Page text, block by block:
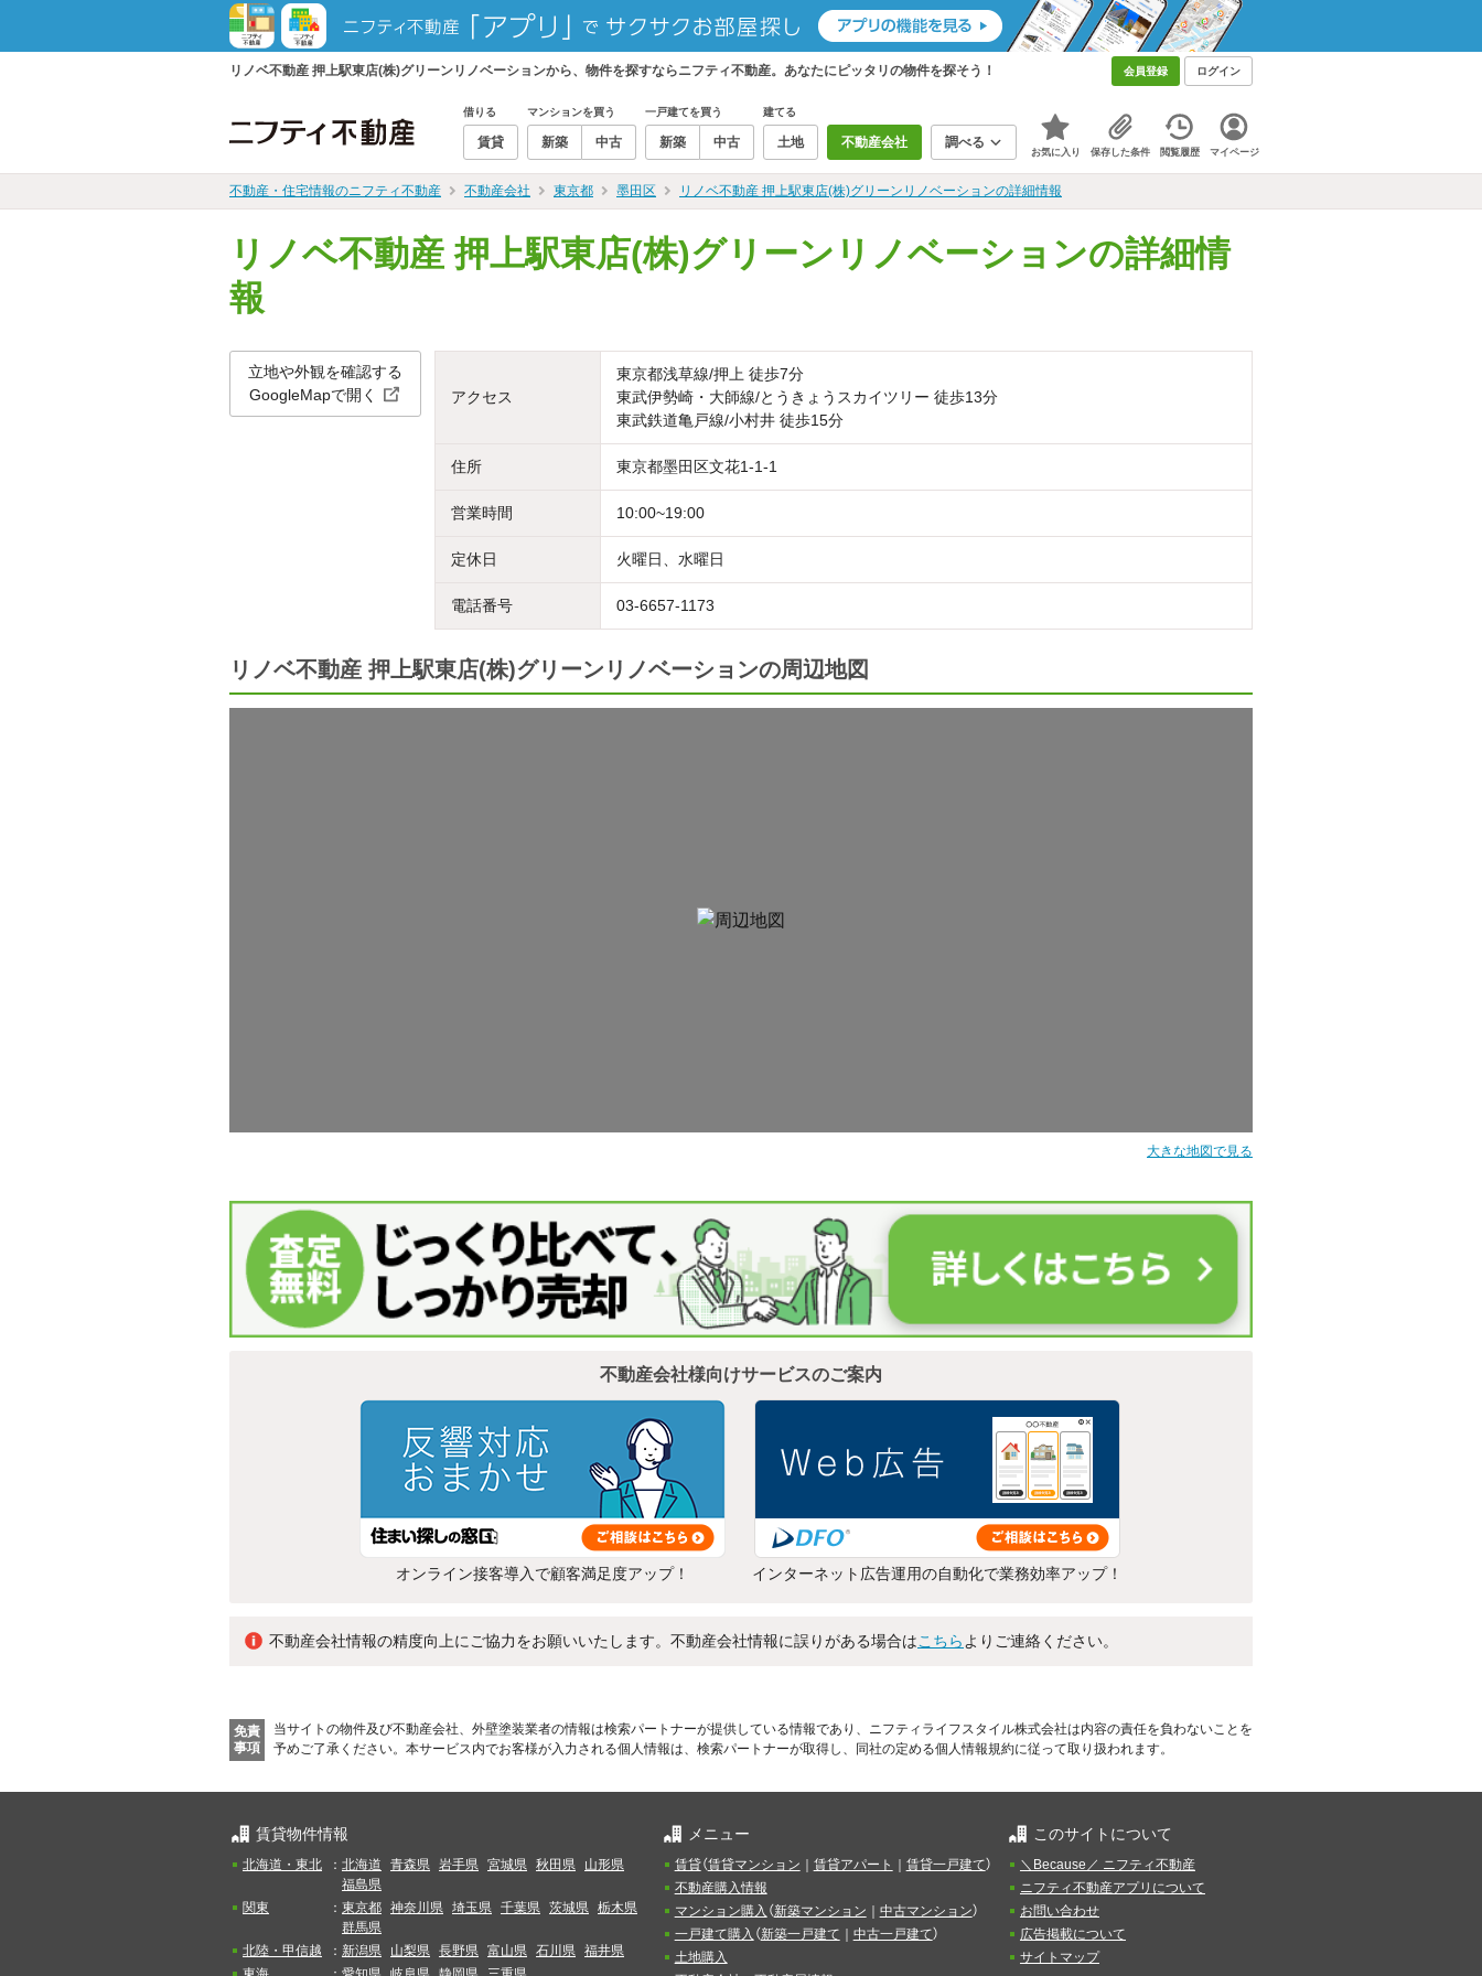
リノベ不動産 押上駅東店(株)グリーンリノベーションから、物件を探すならニフティ不動産。あなたにピッタリの物件を探そう！ 会員登録 ログイン
借りる
賃貸
マンションを買う
新築 中古
一戸建てを買う
新築 中古
建てる
土地 不動産会社 調べる
お気に入り 保存した条件 閲覧履歴 マイページ
不動産・住宅情報のニフティ不動産 不動産会社 東京都 墨田区 リノベ不動産 押上駅東店(株)グリーンリノベーションの詳細情報
リノベ不動産 押上駅東店(株)グリーンリノベーションの詳細情
報
立地や外観を確認する
GoogleMapで開く
アクセス
東京都浅草線/押上 徒歩7分
東武伊勢崎・大師線/とうきょうスカイツリー 徒歩13分
東武鉄道亀戸線/小村井 徒歩15分
住所 東京都墨田区文花1-1-1
営業時間 10:00~19:00
定休日 火曜日、水曜日
電話番号 03-6657-1173
リノベ不動産 押上駅東店(株)グリーンリノベーションの周辺地図
大きな地図で見る
不動産会社様向けサービスのご案内
オンライン接客導入で顧客満足度アップ！ インターネット広告運用の自動化で業務効率アップ！
不動産会社情報の精度向上にご協力をお願いいたします。不動産会社情報に誤りがある場合はこちら よりご連絡ください。
免責
事項
当サイトの物件及び不動産会社、外壁塗装業者の情報は検索パートナーが提供している情報であり、ニフティライフスタイル株式会社は内容の責任を負わないことを
予めご了承ください。 本サービス内でお客様が入力される個人情報は、検索パートナーが取得し、同社の定める個人情報規約に従って取り扱われます。
賃貸物件情報
北海道・東北 ： 北海道 青森県 岩手県 宮城県 秋田県
山形県
福島県
関東
： 東京都 神奈川県 埼玉県 千葉県 茨城県
栃木県
群馬県
北陸・甲信越
： 新潟県 山梨県 長野県 富山県 石川県
福井県
メニュー
賃貸（賃貸マンション ｜ 賃貸アパート ｜ 賃貸一戸建て）
不動産購入情報
マンション購入 （新築マンション ｜ 中古マンション）
一戸建て購入 （新築一戸建て ｜ 中古一戸建て）
土地購入
このサイトについて
＼Because／ ニフティ不動産
ニフティ不動産アプリについて
お問い合わせ
広告掲載について
サイトマップ